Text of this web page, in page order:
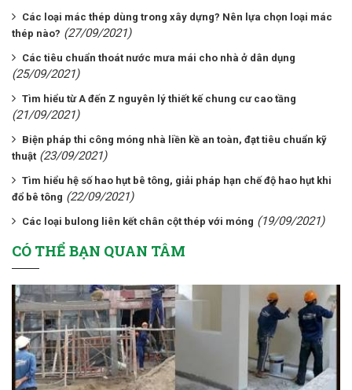
Các loại mác thép dùng trong xây dựng? Nên lựa chọn loại mác
thép nào? (27/09/2021)
Các tiêu chuẩn thoát nước mưa mái cho nhà ở dân dụng
(25/09/2021)
Tìm hiểu từ A đến Z nguyên lý thiết kế chung cư cao tầng
(21/09/2021)
Biện pháp thi công móng nhà liền kề an toàn, đạt tiêu chuẩn kỹ
thuật (23/09/2021)
Tìm hiểu hệ số hao hụt bê tông, giải pháp hạn chế độ hao hụt khi
đổ bê tông (22/09/2021)
Các loại bulong liên kết chân cột thép với móng (19/09/2021)
CÓ THỂ BẠN QUAN TÂM